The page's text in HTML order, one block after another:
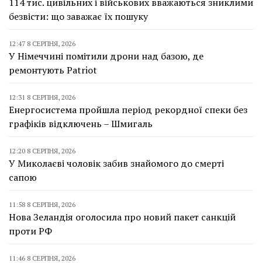
безвісти: що заважає їх пошуку
12:47 8 СЕРПНЯ, 2026
У Німеччині помітили дрони над базою, де
ремонтують Patriot
12:31 8 СЕРПНЯ, 2026
Енергосистема пройшла період рекордної спеки без
графіків відключень – Шмигаль
12:20 8 СЕРПНЯ, 2026
У Миколаєві чоловік забив знайомого до смерті
сапою
11:58 8 СЕРПНЯ, 2026
Нова Зеландія оголосила про новий пакет санкцій
проти РФ
11:46 8 СЕРПНЯ, 2026